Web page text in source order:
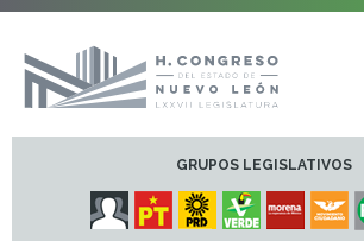
GRUPOS LEGISLATIVOS